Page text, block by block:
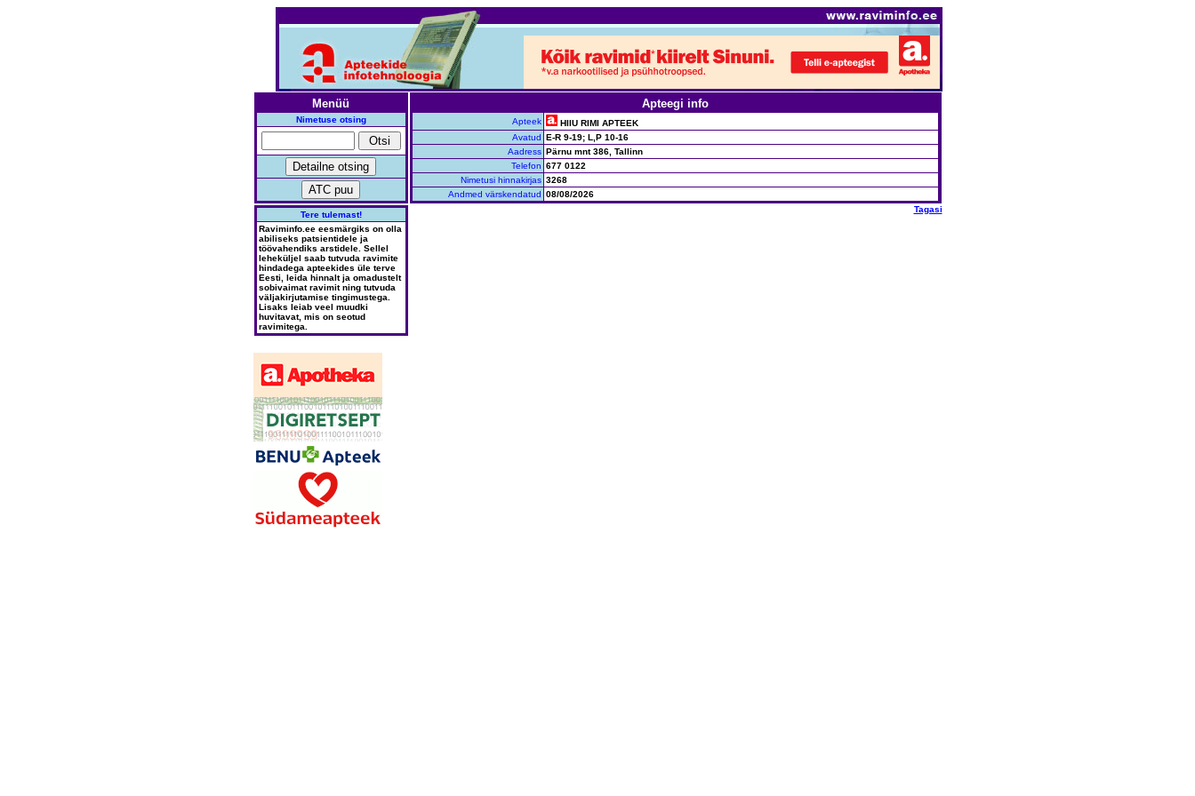
Menüü
Nimetuse otsing
Tere tulemast!
Raviminfo.ee eesmärgiks on olla
abiliseks patsientidele ja
töövahendiks arstidele. Sellel
leheküljel saab tutvuda ravimite
hindadega apteekides üle terve
Eesti, leida hinnalt ja omadustelt
sobivaimat ravimit ning tutvuda
väljakirjutamise tingimustega.
Lisaks leiab veel muudki
huvitavat, mis on seotud
ravimitega.
Apteegi info
Apteek
HIIU RIMI APTEEK
Avatud E-R 9-19; L,P 10-16
Aadress Pärnu mnt 386, Tallinn
Telefon 677 0122
Nimetusi hinnakirjas 3268
Andmed värskendatud 08/08/2026
Tagasi